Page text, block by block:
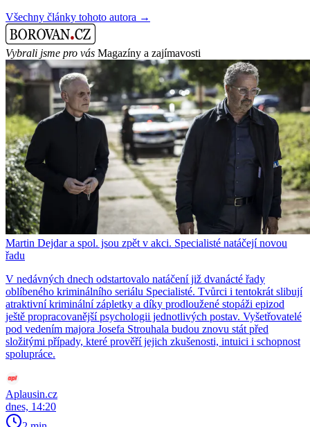
Všechny články tohoto autora →
Vybrali jsme pro vás Magazíny a zajímavosti
Martin Dejdar a spol. jsou zpět v akci. Specialisté natáčejí novou
řadu
V nedávných dnech odstartovalo natáčení již dvanácté řady
oblíbeného kriminálního seriálu Specialisté. Tvůrci i tentokrát slibují
atraktivní kriminální zápletky a díky prodloužené stopáži epizod
ještě propracovanější psychologii jednotlivých postav. Vyšetřovatelé
pod vedením majora Josefa Strouhala budou znovu stát před
složitými případy, které prověří jejich zkušenosti, intuici i schopnost
spolupráce.
Aplausin.cz
dnes, 14:20